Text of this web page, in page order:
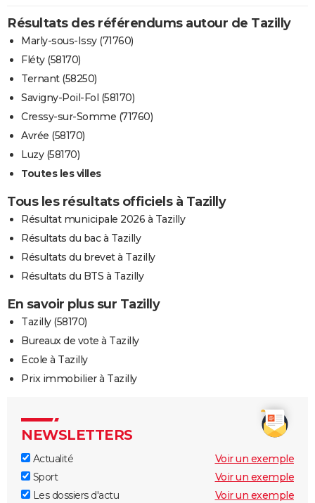
Résultats des référendums autour de Tazilly
Marly-sous-Issy (71760)
Fléty (58170)
Ternant (58250)
Savigny-Poil-Fol (58170)
Cressy-sur-Somme (71760)
Avrée (58170)
Luzy (58170)
Toutes les villes
Tous les résultats officiels à Tazilly
Résultat municipale 2026 à Tazilly
Résultats du bac à Tazilly
Résultats du brevet à Tazilly
Résultats du BTS à Tazilly
En savoir plus sur Tazilly
Tazilly (58170)
Bureaux de vote à Tazilly
Ecole à Tazilly
Prix immobilier à Tazilly
NEWSLETTERS
Actualité
Voir un exemple
Sport
Voir un exemple
Les dossiers d'actu
Voir un exemple